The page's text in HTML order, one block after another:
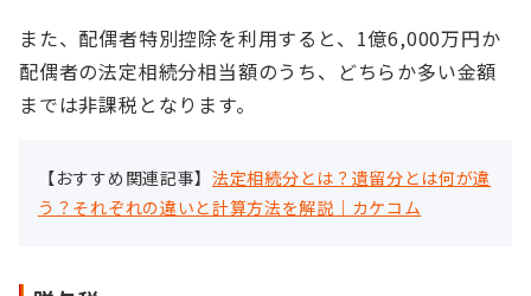
また、配偶者特別控除を利用すると、1億6,000万円か
配偶者の法定相続分相当額のうち、どちらか多い金額
までは非課税となります。
【おすすめ関連記事】 法定相続分とは？遺留分とは何が違
う？それぞれの違いと計算方法を解説｜カケコム